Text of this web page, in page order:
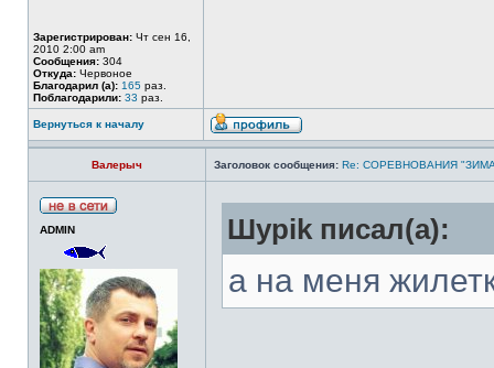
Зарегистрирован: Чт сен 16,
2010 2:00 am
Сообщения: 304
Откуда: Червоное
Благодарил (а): 165 раз.
Поблагодарили: 33 раз.
Вернуться к началу
Валерыч Заголовок сообщения: Re: СОРЕВНОВАНИЯ
ADMIN Шypik писал(а):
а на меня